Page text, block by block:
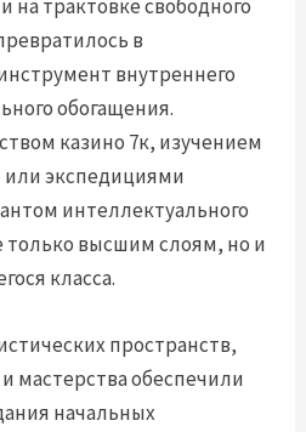
на трактовке свободного
в
внутреннего
обогащения.
казино 7к, изучением
экспедициями
интеллектуального
высшим слоям, но и
класса.
пространств,
мастерства обеспечили
начальных